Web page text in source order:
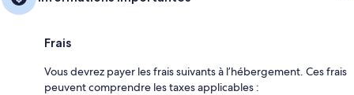
Frais
Vous devrez payer les frais suivants à l’hébergement. Ces frais
peuvent comprendre les taxes applicables :